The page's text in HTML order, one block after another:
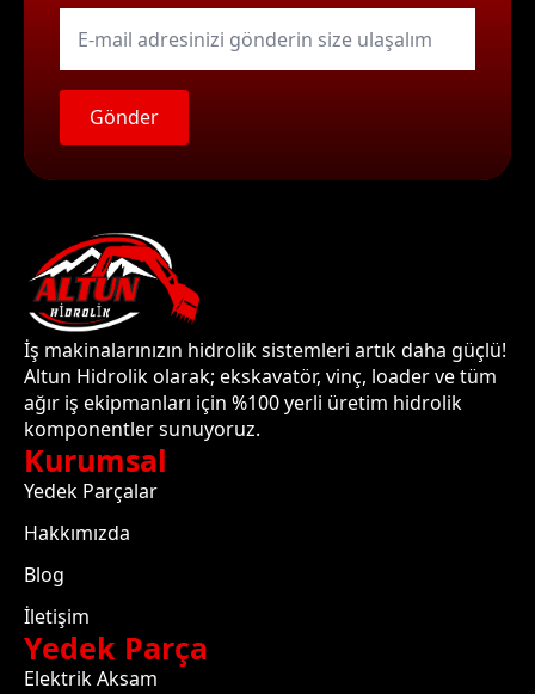
E-
mail
Gönder
İş makinalarınızın hidrolik sistemleri artık daha güçlü!
Altun Hidrolik olarak; ekskavatör, vinç, loader ve tüm
ağır iş ekipmanları için %100 yerli üretim hidrolik
komponentler sunuyoruz.
Kurumsal
Yedek Parçalar
Hakkımızda
Blog
İletişim
Yedek Parça
Elektrik Aksam